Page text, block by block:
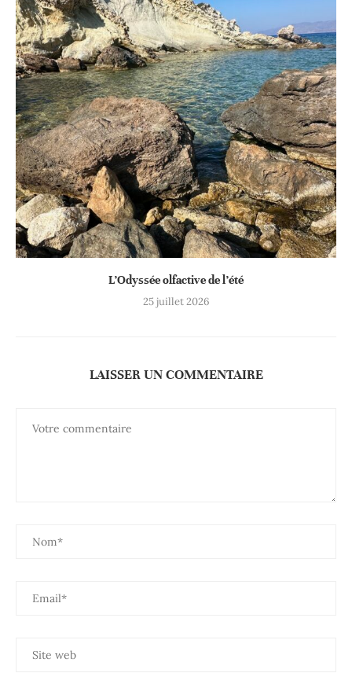
L’Odyssée olfactive de l’été
25 juillet 2026
LAISSER UN COMMENTAIRE